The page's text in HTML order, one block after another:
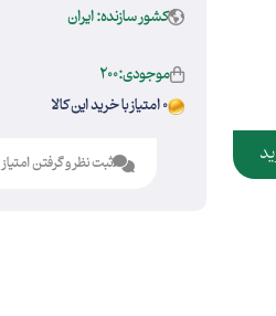
کشور سازنده: ایران
موجودی:200
0 امتیاز با خرید این کالا
ثبت نظر و گرفتن امتیاز